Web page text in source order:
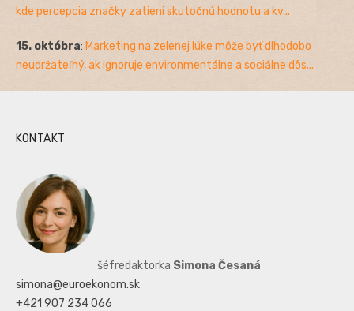
kde percepcia značky zatieni skutočnú hodnotu a kv...
15. októbra: Marketing na zelenej lúke môže byť dlhodobo
neudržateľný, ak ignoruje environmentálne a sociálne dôs...
KONTAKT
šéfredaktorka Simona Česaná
simona@euroekonom.sk
+421 907 234 066